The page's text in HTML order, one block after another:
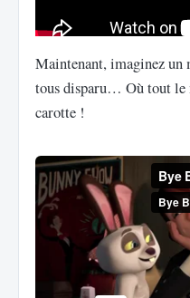
Maintenant, imaginez un
tous disparu… Où tout le
carotte !